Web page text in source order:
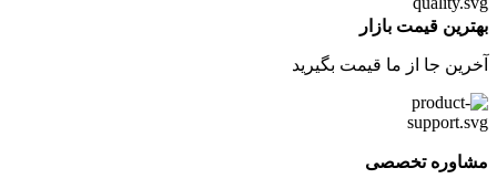
بهترین قیمت بازار
آخرین جا از ما قیمت بگیرید
مشاوره تخصصی